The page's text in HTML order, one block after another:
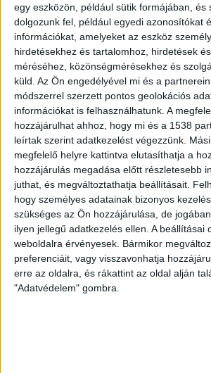
egy eszközön, például sütik formájában, és
dolgozunk fel, például egyedi azonosítókat
információkat, amelyeket az eszköz
hirdetésekhez és tartalomhoz, hirdetések
méréséhez, közönségmérésekhez és
küld. Az Ön engedélyével mi és a
módszerrel szerzett pontos geolokációs
információkat is felhasználhatunk. A
hozzájárulhat ahhoz, hogy mi és a 1538
leírtak szerint adatkezelést végezzünk.
megfelelő helyre kattintva elutasíthatja a
hozzájárulás megadása előtt részletesebb
juthat, és megváltoztathatja beállításait.
hogy személyes adatainak bizonyos
szükséges az Ön hozzájárulása, de
ilyen jellegű adatkezelés ellen. A beállításai
weboldalra érvényesek. Bármikor
preferenciáit, vagy visszavonhatja
erre az oldalra, és rákattint az oldal alján
"Adatvédelem" gombra.
Hoppon maradtak a
program utolsó pályázói
Bővíti kínálatát a Cupra –
Raval